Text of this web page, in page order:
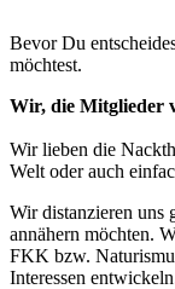
Bevor Du
möchtest.
Wir, die Mitglieder
Wir lieben die
Welt oder auch
Wir distanzieren uns
annähern möchten.
FKK bzw.
Interessen